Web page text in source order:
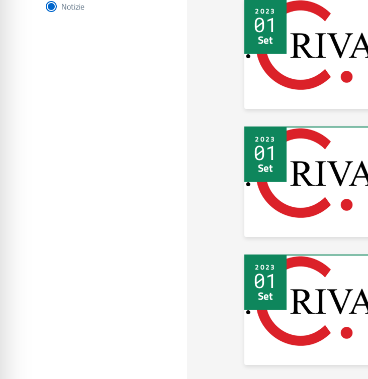
tipologia di articoli
Notizie 2023
01
Set
2023
01
Set
2023
01
Set